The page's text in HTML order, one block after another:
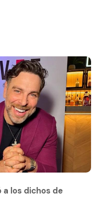
a los dichos de